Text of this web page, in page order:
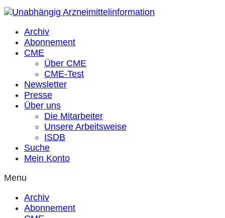
Archiv
Abonnement
CME
Über CME
CME-Test
Newsletter
Presse
Über uns
Die Mitarbeiter
Unsere Arbeitsweise
ISDB
Suche
Mein Konto
Menu
Archiv
Abonnement